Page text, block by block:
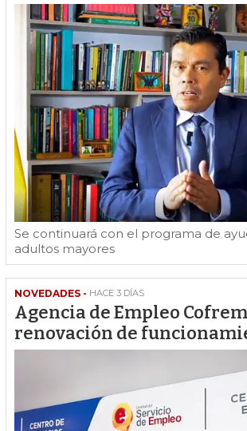
Se continuará con el programa de
adultos mayores
NOVEDADES - HACE 3 DÍAS
Agencia de Empleo
renovación de